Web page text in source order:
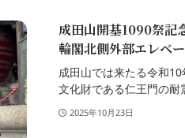
成田山開基1090祭記
輪閣北側外部エレベ
成田山では来たる令和
文化財である仁王門の
2025年10月23日